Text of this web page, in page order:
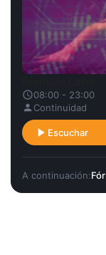
08:00 - 23:00
Continuidad
Escuchar
A continuación: